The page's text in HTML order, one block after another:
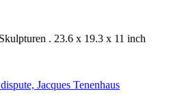
Skulpturen . 23.6 x 19.3 x 11 inch